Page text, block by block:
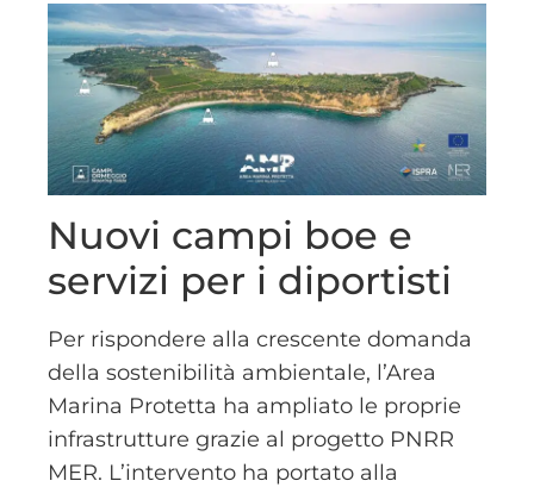
Nuovi campi boe e
servizi per i diportisti
Per rispondere alla crescente domanda
della sostenibilità ambientale, l’Area
Marina Protetta ha ampliato le proprie
infrastrutture grazie al progetto PNRR
MER. L’intervento ha portato alla